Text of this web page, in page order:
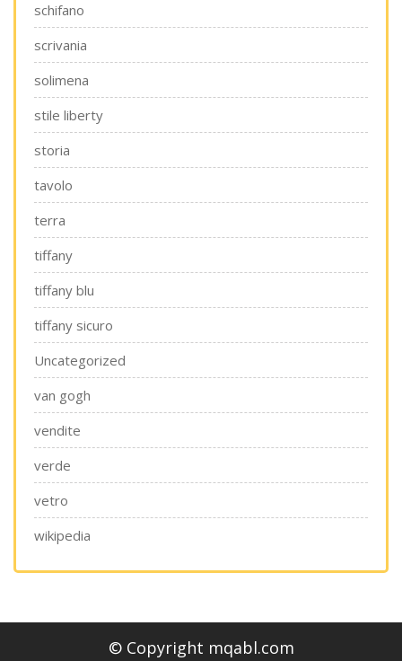
schifano
scrivania
solimena
stile liberty
storia
tavolo
terra
tiffany
tiffany blu
tiffany sicuro
Uncategorized
van gogh
vendite
verde
vetro
wikipedia
© Copyright mqabl.com